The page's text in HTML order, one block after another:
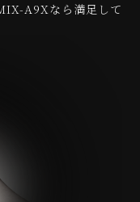
A9Xなら満足して